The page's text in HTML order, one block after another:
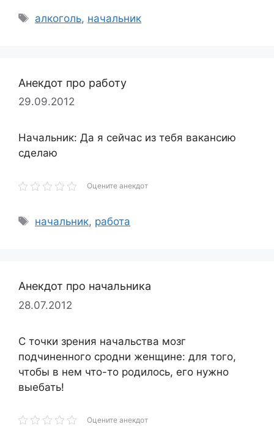
Метки
алкоголь, начальник
Анекдот про работу
29.09.2012
Начальник: Да я сейчас из тебя вакансию
сделаю
Оцените анекдот
Метки
начальник, работа
Анекдот про начальника
28.07.2012
С точки зрения начальства мозг
подчиненного сродни женщине: для того,
чтобы в нем что-то родилось, его нужно
выебать!
Оцените анекдот